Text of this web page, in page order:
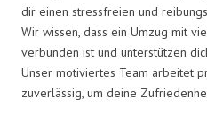
dir einen stressfreien und
Wir wissen, dass ein Umzug mit
verbunden ist und unterstützen
Unser motiviertes Team arbeitet
zuverlässig, um deine